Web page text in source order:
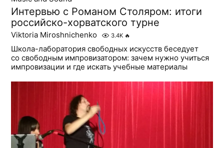
Интервью с Романом Столяром: итоги
российско-хорватского турне
Viktoria Miroshnichenko 3.4K 🔥
Школа-лаборатория свободных искусств беседует
со свободным импровизатором: зачем нужно учиться
импровизации и где искать учебные материалы